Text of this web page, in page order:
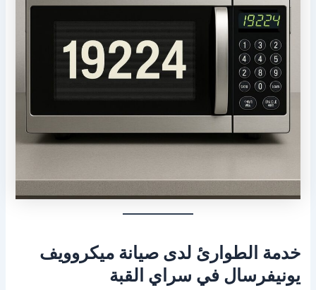
خدمة الطوارئ لدى صيانة ميكروويف
يونيفرسال في سراي القبة